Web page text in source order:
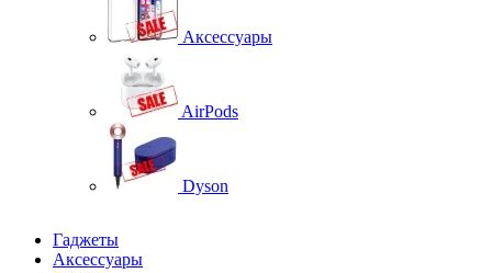
Аксессуары
AirPods
Dyson
Гаджеты
Аксессуары